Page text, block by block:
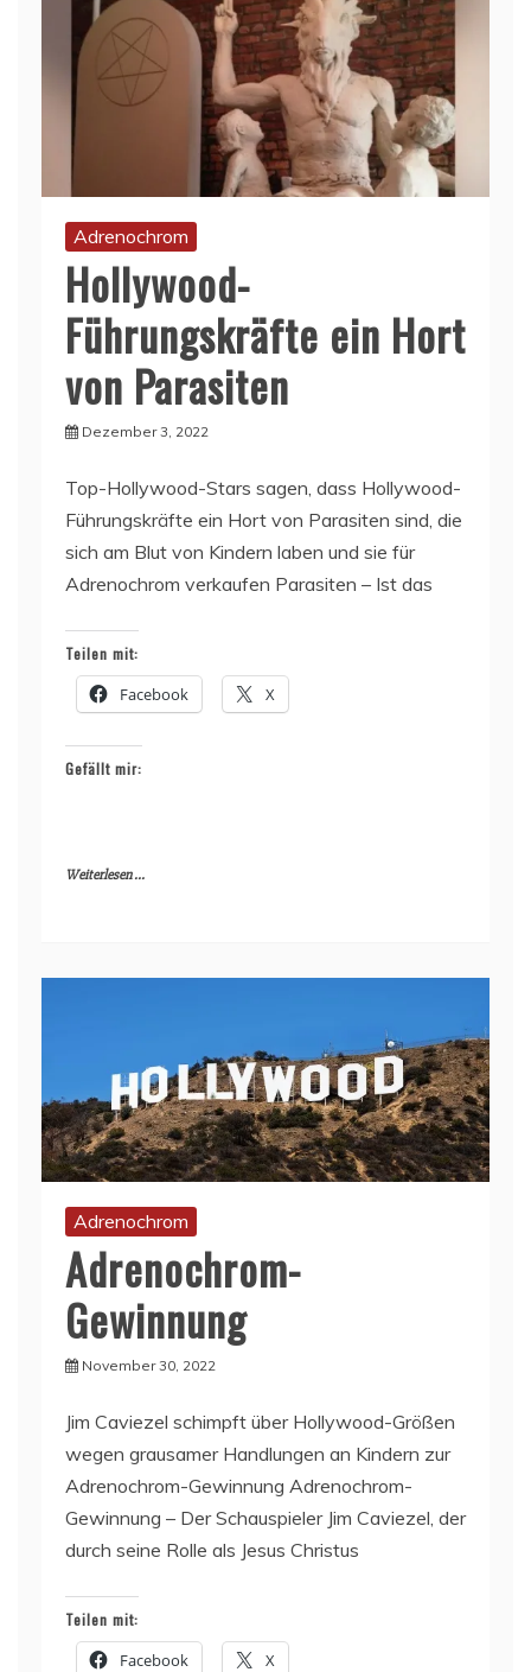
Adrenochrom
Hollywood-
Führungskräfte ein Hort
von Parasiten
Dezember 3, 2022
Top-Hollywood-Stars sagen, dass Hollywood-
Führungskräfte ein Hort von Parasiten sind, die
sich am Blut von Kindern laben und sie für
Adrenochrom verkaufen Parasiten – Ist das
Teilen mit:
Facebook X
Gefällt mir:
Weiterlesen ...
Adrenochrom
Adrenochrom-
Gewinnung
November 30, 2022
Jim Caviezel schimpft über Hollywood-Größen
wegen grausamer Handlungen an Kindern zur
Adrenochrom-Gewinnung Adrenochrom-
Gewinnung – Der Schauspieler Jim Caviezel, der
durch seine Rolle als Jesus Christus
Teilen mit:
Facebook X